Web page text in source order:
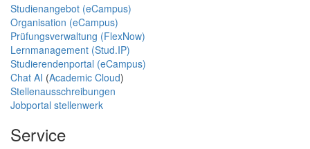
Studienangebot (eCampus)
Organisation (eCampus)
Prüfungsverwaltung (FlexNow)
Lernmanagement (Stud.IP)
Studierendenportal (eCampus)
Chat AI (Academic Cloud)
Stellenausschreibungen
Jobportal stellenwerk
Service